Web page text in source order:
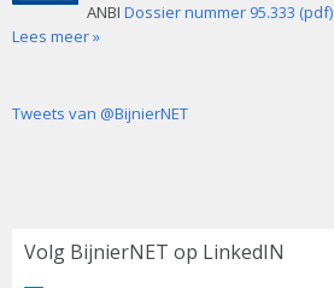
ANBI Dossier nummer 95.333 (pdf)
Lees meer »
Tweets van @BijnierNET
Volg BijnierNET op LinkedIN